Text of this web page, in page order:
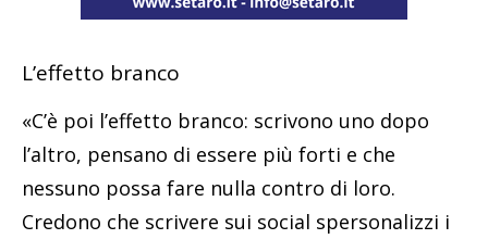
L’effetto branco
«C’è poi l’effetto branco: scrivono uno dopo
l’altro, pensano di essere più forti e che
nessuno possa fare nulla contro di loro.
Credono che scrivere sui social spersonalizzi i